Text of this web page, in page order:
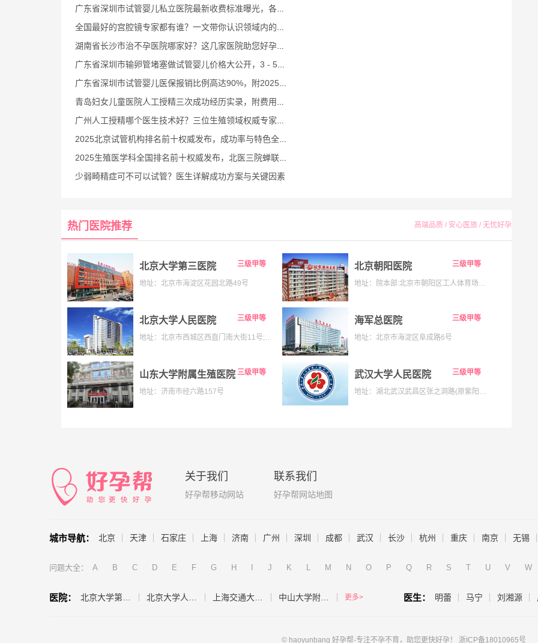
广东省深圳市试管婴儿私立医院最新收费标准曝光，各阶段花费一目了然
全国最好的宫腔镜专家都有谁？一文带你认识领域内的顶尖医者
湖南省长沙市治不孕医院哪家好？这几家医院助您好孕成真
广东省深圳市输卵管堵塞做试管婴儿价格大公开，3 - 5万圆你父母梦！
广东省深圳市试管婴儿医保报销比例高达90%，附2025年最新医院排名及费用明细
青岛妇女儿童医院人工授精三次成功经历实录，附费用与成功率深度解析
广州人工授精哪个医生技术好？三位生殖领域权威专家深度解析
2025北京试管机构排名前十权威发布，成功率与特色全解析！
2025生殖医学科全国排名前十权威发布，北医三院蝉联榜首！
少弱畸精症可不可以试管？医生详解成功方案与关键因素
热门医院推荐 高端品质 / 安心医旅 / 无忧好孕
北京大学第三医院 三级甲等
地址：北京市海淀区花园北路49号
北京朝阳医院 三级甲等
北京大学人民医院 三级甲等 海军总医院 三级甲等
地址：北京市海淀区阜成路6号
山东大学附属生殖医院 三级甲等
地址：济南市经六路157号
武汉大学人民医院 三级甲等
关于我们
好孕帮移动网站
联系我们
好孕帮网站地图
城市导航： 北京 天津 石家庄 上海 济南 广州 深圳 成都 武汉 长沙 杭州 重庆 南京 无锡
问题大全： A B C D E F G H I J K L M N O P Q R S T U V W
医院： 更多> 医生： 明蕾 马宁 刘湘源
© haoyunbang 好孕帮-专注不孕不育，助您更快好孕！ 浙ICP备18010965号